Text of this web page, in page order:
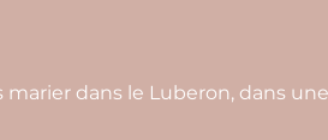
marier dans le Luberon, dans